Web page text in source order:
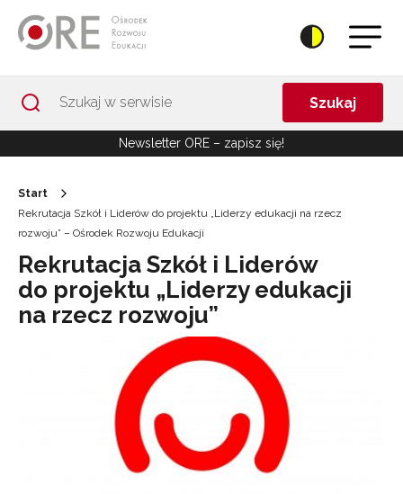
Szukaj
Newsletter ORE – zapisz się!
Start
Rekrutacja Szkół i Liderów do projektu „Liderzy edukacji na rzecz
rozwoju” – Ośrodek Rozwoju Edukacji
Rekrutacja Szkół i Liderów
do projektu „Liderzy edukacji
na rzecz rozwoju”